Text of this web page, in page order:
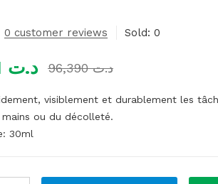
0 customer reviews Sold: 0
د.ت د.ت96,390
visiblement et durablement les
mains ou du décolleté.
30ml